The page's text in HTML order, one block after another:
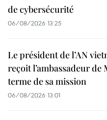
de cybersécurité
06/08/2026 13:25
Le président de l’AN
reçoit l’ambassadeur de
terme de sa mission
06/08/2026 13:01